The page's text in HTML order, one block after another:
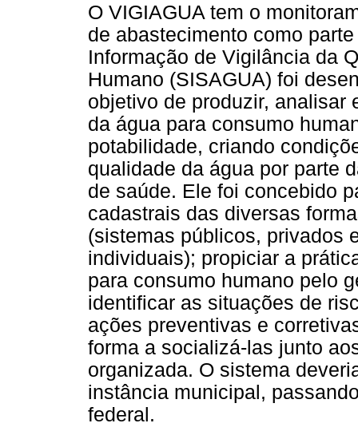
O VIGIAGUA tem o
de abastecimento como
Informação de Vigilância da
Humano (SISAGUA) foi
objetivo de produzir, analisar
da água para consumo
potabilidade, criando
qualidade da água por parte
de saúde. Ele foi concebido
cadastrais das diversas
(sistemas públicos, privados
individuais); propiciar a
para consumo humano pelo
identificar as situações de
ações preventivas e
forma a socializá-las junto
organizada. O sistema
instância municipal,
federal.